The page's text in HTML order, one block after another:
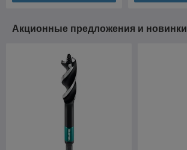
Акционные предложения и новинки